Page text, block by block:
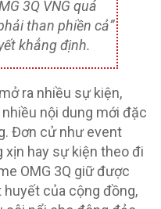
3Q VNG quá
than phiền cả”
khẳng định.
ra nhiều sự kiện,
nội dung mới đặc
Đơn cử như event
hay sự kiện theo đi
OMG 3Q giữ được
của cộng đồng,